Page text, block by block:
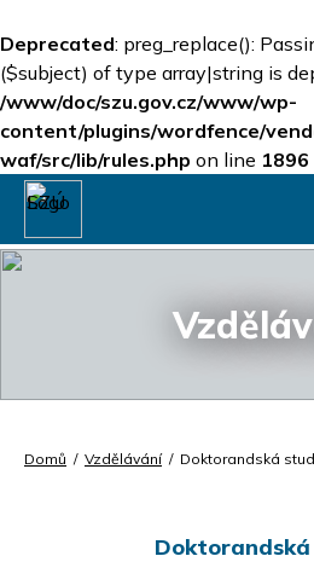
Deprecated: preg_replace():
($subject) of type array|string is
/www/doc/szu.gov.cz/www/wp-
content/plugins/wordfence/
waf/src/lib/rules.php on line 1896
Domů / Vzdělávání/ Doktorandská